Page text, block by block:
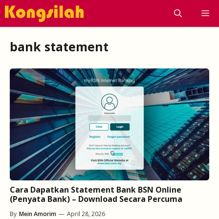
Skip
bank statement
Cara Dapatkan Statement Bank BSN Online
(Penyata Bank) – Download Secara Percuma
By Mein Amorim — April 28, 2026